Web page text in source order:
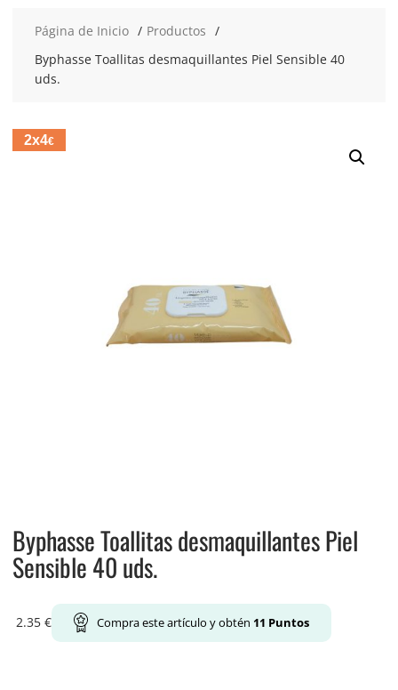
Página de Inicio
Productos
Byphasse Toallitas desmaquillantes Piel Sensible 40
uds.
2x4€
Byphasse Toallitas desmaquillantes Piel
Sensible 40 uds.
2.35 € Compra este artículo y obtén 11 Puntos